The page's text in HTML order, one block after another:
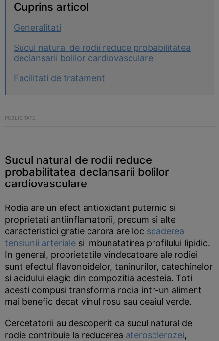
Cuprins articol
Generalitati
Sucul natural de rodii reduce probabilitatea
declansarii bolilor cardiovasculare
Facilitati de tratament
Sucul natural de rodii reduce
probabilitatea declansarii bolilor
cardiovasculare
Rodia are un efect antioxidant puternic si
proprietati antiinflamatorii, precum si alte
caracteristici gratie carora are loc scaderea
tensiunii arteriale si imbunatatirea profilului lipidic.
In general, proprietatile vindecatoare ale rodiei
sunt efectul flavonoidelor, taninurilor, catechinelor
si acidului elagic din compozitia acesteia. Toti
acesti compusi transforma rodia intr-un aliment
mai benefic decat vinul rosu sau ceaiul verde.
Cercetatorii au descoperit ca sucul natural de
rodie contribuie la reducerea aterosclerozei,